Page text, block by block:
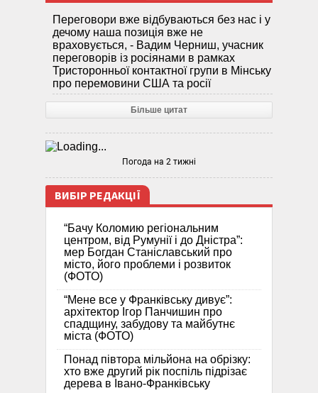
Переговори вже відбуваються без нас і у
дечому наша позиція вже не
враховується, - Вадим Черниш, учасник
переговорів із росіянами в рамках
Тристоронньої контактної групи в Мінську
про перемовини США та росії
Більше цитат
Погода на 2 тижні
ВИБІР РЕДАКЦІЇ
“Бачу Коломию регіональним
центром, від Румунії і до Дністра”:
мер Богдан Станіславський про
місто, його проблеми і розвиток
(ФОТО)
“Мене все у Франківську дивує”:
архітектор Ігор Панчишин про
спадщину, забудову та майбутнє
міста (ФОТО)
Понад півтора мільйона на обрізку:
хто вже другий рік поспіль підрізає
дерева в Івано-Франківську